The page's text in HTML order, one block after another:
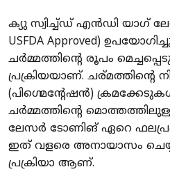
ക്യു സ്വിച്ച്ഡ് എൻഡി യാഗ്
USFDA Approved)
ചർമ്മത്തിന്റെ രൂപം
പ്രക്രിയയാണ്. ചര്മത്തിന്റെ
(പിഗ്മെന്റേഷൻ)
ചർമ്മത്തിന്റെ
ലേസർ ടോണിങ് ഏറെ
ഇത് വളരെ അനായാസം
പ്രക്രിയാ ആണ്.